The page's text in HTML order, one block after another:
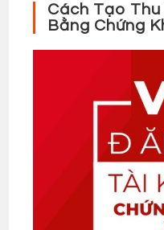
Cách Tạo
Bằng Chứng